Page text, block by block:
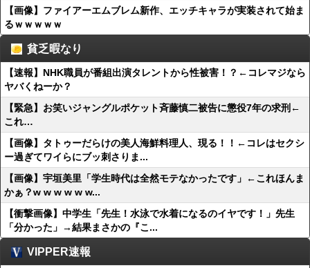
【画像】ファイアーエムブレム新作、エッチキャラが実装されて始ま
るｗｗｗｗｗ
貧乏暇なり
【速報】NHK職員が番組出演タレントから性被害！？←コレマジなら
ヤバくねーか？
【緊急】お笑いジャングルポケット斉藤慎二被告に懲役7年の求刑←
これ…
【画像】タトゥーだらけの美人海鮮料理人、現る！！←コレはセクシ
ー過ぎてワイらにブッ刺さりま...
【画像】宇垣美里「学生時代は全然モテなかったです」←これほんま
かぁ？w w w w w w...
【衝撃画像】中学生「先生！水泳で水着になるのイヤです！」先生
「分かった」→結果まさかの『こ...
VIPPER速報